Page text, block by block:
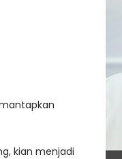
kian menjadi